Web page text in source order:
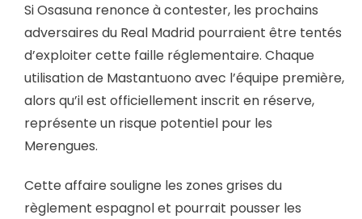
Si Osasuna renonce à contester, les prochains
adversaires du Real Madrid pourraient être tentés
d’exploiter cette faille réglementaire. Chaque
utilisation de Mastantuono avec l’équipe première,
alors qu’il est officiellement inscrit en réserve,
représente un risque potentiel pour les
Merengues.
Cette affaire souligne les zones grises du
règlement espagnol et pourrait pousser les